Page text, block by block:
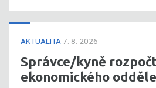
AKTUALITA 7. 8. 2026
Správce/kyně
ekonomického